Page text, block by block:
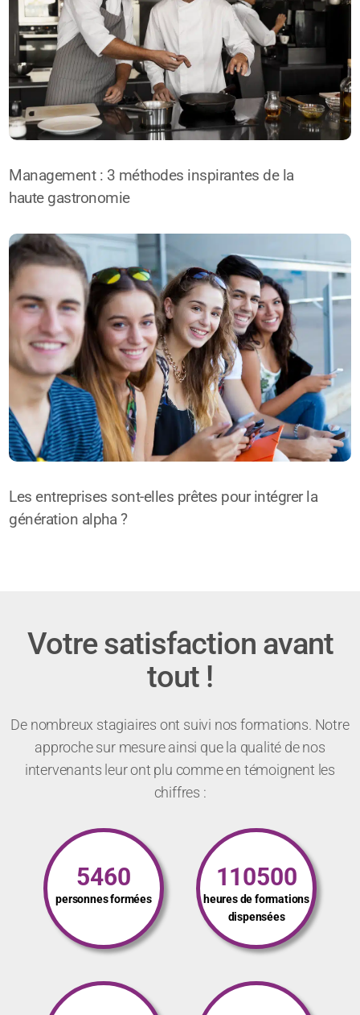
Management : 3 méthodes inspirantes de la
haute gastronomie
Les entreprises sont-elles prêtes pour intégrer la
génération alpha ?
Votre satisfaction avant
tout !
De nombreux stagiaires ont suivi nos formations. Notre
approche sur mesure ainsi que la qualité de nos
intervenants leur ont plu comme en témoignent les
chiffres :
5460
personnes formées
110500
heures de formations
dispensées